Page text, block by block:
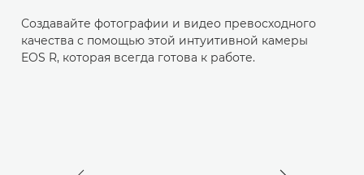
Создавайте фотографии и видео превосходного
качества с помощью этой интуитивной камеры
EOS R, которая всегда готова к работе.